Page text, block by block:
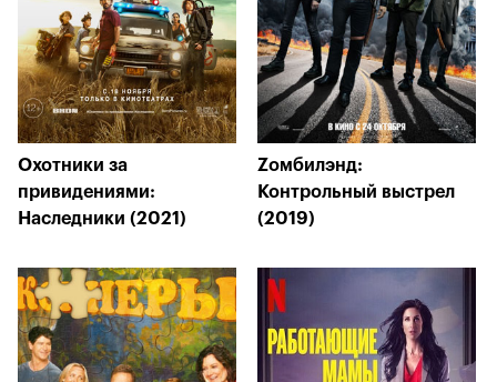
Охотники за
привидениями:
Наследники (2021)
Zомбилэнд:
Контрольный выстрел
(2019)